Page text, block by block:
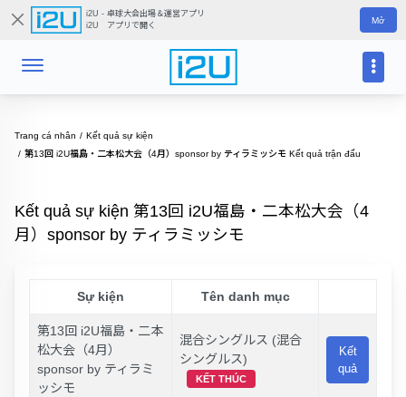
i2U - 卓球大会出場＆運営アプリ
i2U アプリで開く
Mở
Trang cá nhân
Kết quả sự kiện
第13回 i2U福島・二本松大会（4月）sponsor by ティラミッシモ Kết quả trận đấu
Kết quả sự kiện 第13回 i2U福島・二本松大会（4
月）sponsor by ティラミッシモ
Sự kiện Tên danh mục
第13回 i2U福島・二本
松大会（4月）
sponsor by ティラミ
ッシモ
混合シングルス (混合
シングルス)
KẾT THÚC
Kết
quả